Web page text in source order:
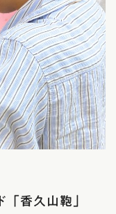
香久山鞄」